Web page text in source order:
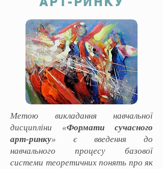
Метою викладання навчальної
дисципліни «Формати сучасного
арт-ринку» є введення до
навчального процесу базової
системи теоретичних понять про як